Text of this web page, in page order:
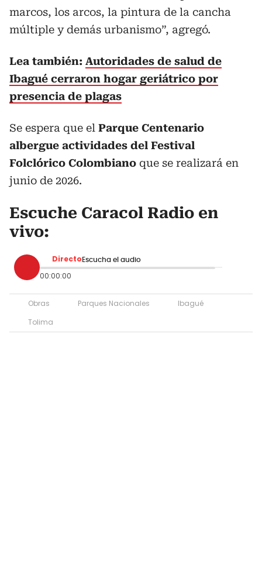
marcos, los arcos, la pintura de la cancha
múltiple y demás urbanismo”, agregó.
Lea también: Autoridades de salud de
Ibagué cerraron hogar geriátrico por
presencia de plagas
Se espera que el Parque Centenario
albergue actividades del Festival
Folclórico Colombiano que se realizará en
junio de 2026.
Escuche Caracol Radio en
vivo:
Directo Escucha el audio
00:00:00
Obras Parques Nacionales
Ibagué
Tolima